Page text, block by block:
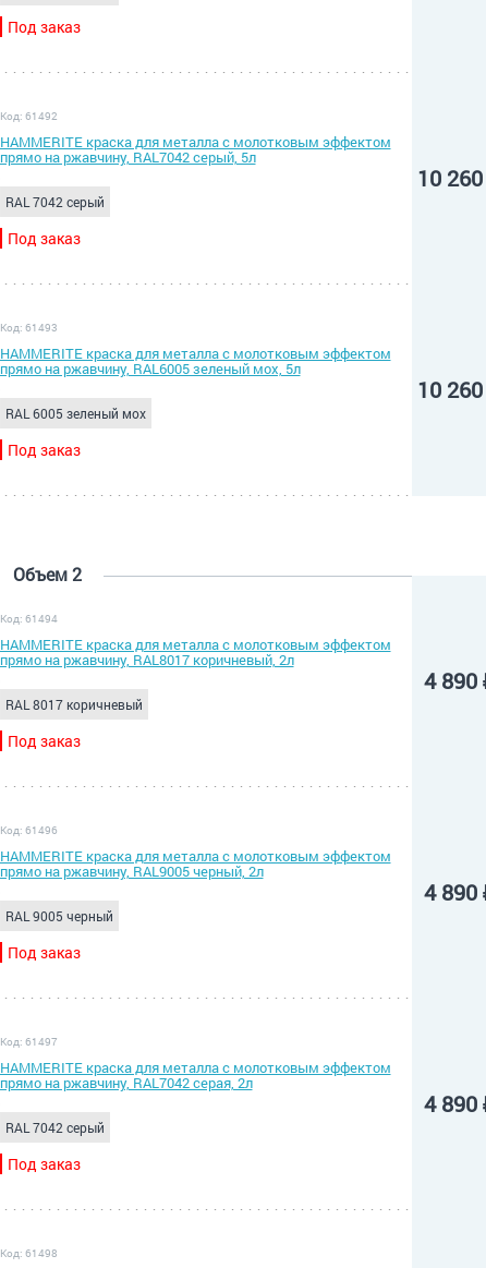
Под заказ
Код: 61492
HAMMERITE краска для металла с молотковым эффектом
прямо на ржавчину, RAL7042 серый, 5л
RAL 7042 серый
Под заказ
10
Код: 61493
HAMMERITE краска для металла с молотковым эффектом
прямо на ржавчину, RAL6005 зеленый мох, 5л
RAL 6005 зеленый мох
Под заказ
10
Объем 2
Код: 61494
HAMMERITE краска для металла с молотковым эффектом
прямо на ржавчину, RAL8017 коричневый, 2л
RAL 8017 коричневый
Под заказ
4 890
Код: 61496
HAMMERITE краска для металла с молотковым эффектом
прямо на ржавчину, RAL9005 черный, 2л
RAL 9005 черный
Под заказ
4 890
Код: 61497
HAMMERITE краска для металла с молотковым эффектом
прямо на ржавчину, RAL7042 серая, 2л
RAL 7042 серый
Под заказ
4 890
Код: 61498